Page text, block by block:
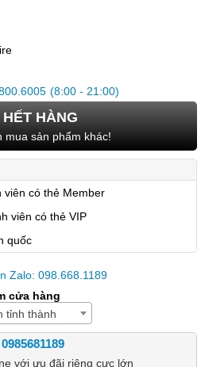
(8:00 - 21:00)
HÀNG
mua sản phẩm khác!
viên có thẻ Member
viên có thẻ VIP
quốc
Zalo: 098.668.1189
cửa hàng
tỉnh thành
0985681189
với ưu đãi riêng cực lớn